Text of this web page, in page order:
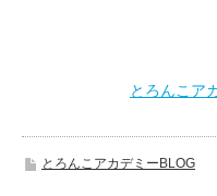
とろんこア
とろんこアカデミーBLOG